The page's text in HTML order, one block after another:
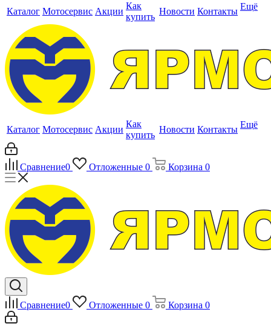
Каталог Мотосервис Акции
Как
купить
Новости Контакты Ещё
Каталог Мотосервис Акции
Как
купить
Новости Контакты Ещё
Сравнение0 Отложенные 0 Корзина 0
Сравнение0 Отложенные 0 Корзина 0